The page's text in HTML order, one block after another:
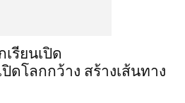
รียนเปิด
ดโลกกว้าง สร้างเส้นทาง